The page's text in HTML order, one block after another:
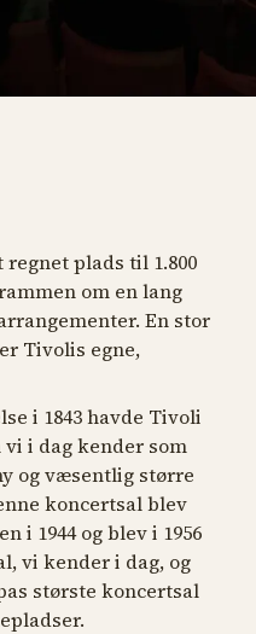
plads til 1.800
om en lang
En stor
Tivolis egne,
i 1843 havde Tivoli
i dag kender som
og væsentlig større
koncertsal blev
i 1944 og blev i 1956
vi kender i dag, og
største koncertsal